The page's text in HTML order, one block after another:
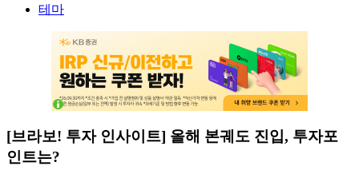
테마
[브라보! 투자 인사이트] 올해 본궤도 진입, 투자포
인트는?